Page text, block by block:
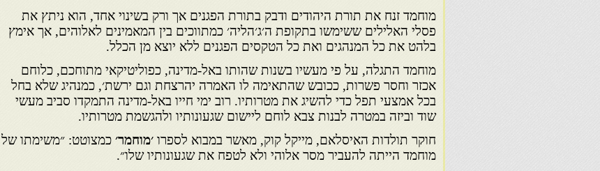
מוחמד זנח את תורת היהודים ודבק בתורת הפגנים אך ורק בשינוי אחד, הוא ניתץ את
פסלי האלילים ששימשו בתקופת ה׳ג׳הליה׳ כמתווכים בין המאמינים לאלוהים, אך אימץ
בלהט את כל המנהגים ואת כל הטקסים הפגנים ללא יוצא מן הכלל.
מוחמד התגלה, על פי מעשיו בשנות שהותו באל-מדינה, כפוליטיקאי מתוחכם, כלוחם
אכזר וחסר פשרות, ככובש שהתאימה לו האמרה יהרצחת וגם ירשת׳, כמנהיג שלא בחל
בכל אמצעי תפל כדי להשיג את מטרותיו. רוב ימי חייו באל-מדינה התמקדו סביב מעשי
שוד וביזה במטרה לבנות צבא לוחם ליישום שגעונותיו ולהגשמת מטרותיו.
חוקר תולדות האיסלאם, מייקל קוק, מאשר במבוא לספרו ׳מוחמר׳ כמצוטט: ״משימתו של
מוחמד הייתה להעביר מסר אלוהי ולא לטפח את שגעונותיו שלו״.